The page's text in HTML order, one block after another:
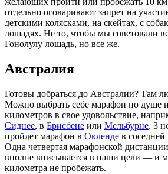
отдельно оговаривают запрет на
детскими колясками, на скейтах, с
лошадях. Не то, чтобы мы советовали
Гонолулу лошадь, но все же.
Австралия
Готовы добраться до Австралии? Там
Можно выбрать себе марафон по душе
километров в свое удовольствие,
Сиднее, в Брисбене или Мельбурне. 3
пройдет марафон в Окленде в
Одна четвертая марафонской
вполне вписывается в наши цели — и
километра не пробежать.